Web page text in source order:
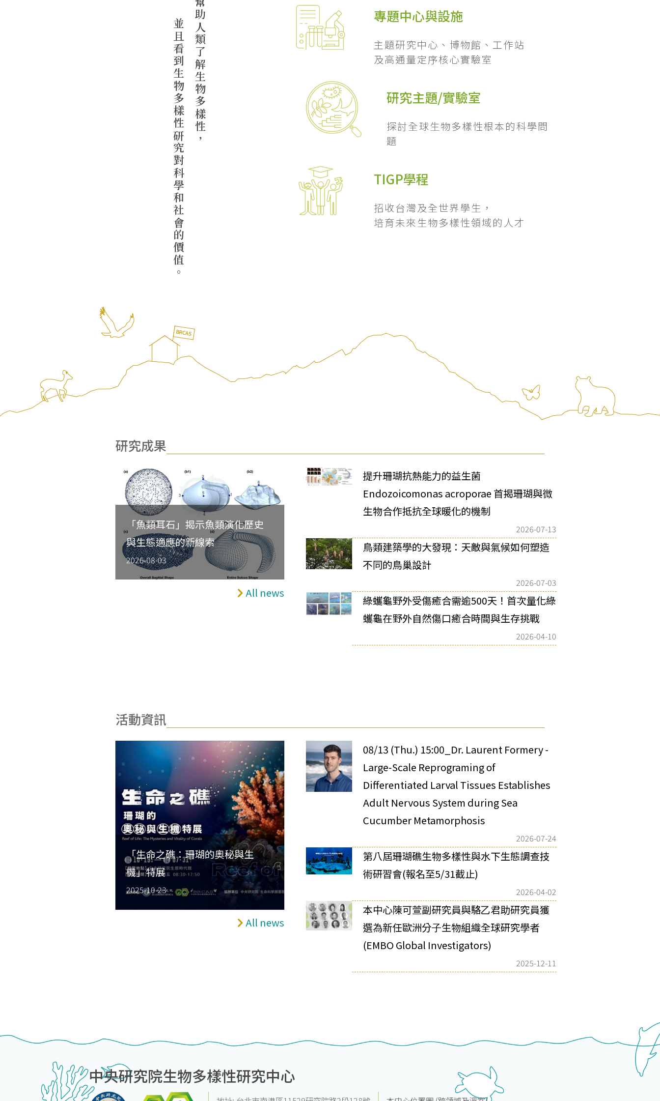
幫助人類了解生物多樣性，
並且看到生物多樣性研究對科學和社會的價值。
專題中心與設施
主題研究中心、博物館、工作站
及高通量定序核心實驗室
研究主題/實驗室
探討全球生物多樣性根本的科學問
題
TIGP學程
招收台灣及全世界學生，
培育未來生物多樣性領域的人才
研究成果
「魚類耳石」揭示魚類演化歷史
與生態適應的新線索
2026-08-03
All news
提升珊瑚抗熱能力的益生菌
Endozoicomonas acroporae 首揭珊瑚與微
生物合作抵抗全球暖化的機制
2026-07-13
鳥類建築學的大發現：天敵與氣候如何塑造
不同的鳥巢設計
2026-07-03
綠蠵龜野外受傷癒合需逾500天！首次量化綠
蠵龜在野外自然傷口癒合時間與生存挑戰
2026-04-10
活動資訊
「生命之礁：珊瑚的奧秘與生
機」特展
2025-10-23
All news
08/13 (Thu.) 15:00_Dr. Laurent Formery -
Large-Scale Reprograming of
Differentiated Larval Tissues Establishes
Adult Nervous System during Sea
Cucumber Metamorphosis
2026-07-24
第八屆珊瑚礁生物多樣性與水下生態調查技
術研習會(報名至5/31截止)
2026-04-02
本中⼼陳可萱副研究員與駱⼄君助研究員獲
選為新任歐洲分⼦⽣物組織全球研究學者
(EMBO Global Investigators)
2025-12-11
中央研究院生物多樣性研究中心